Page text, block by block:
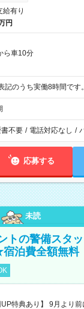
給有り
円
ら車10分
17:00 ※表記のうち実働8時間です。
書不要 / 電話対応なし /
応募する
未読
トの警備スタ
泊費全額無料
UP特典あり】 9月より